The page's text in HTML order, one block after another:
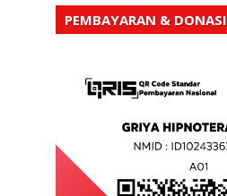
PEMBAYARAN & DONASI